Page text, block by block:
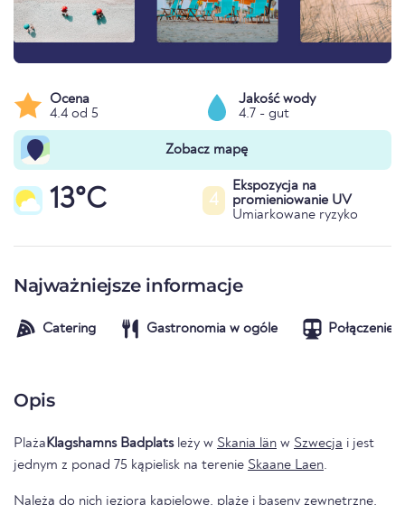
Ocena
4.4 od 5
Jakość wody
4.7 - gut
Zobacz mapę
13°C 4
Ekspozycja na
promieniowanie UV
Umiarkowane ryzyko
Najważniejsze informacje
Catering Gastronomia w ogóle Połączenie
Opis
PlażaKlagshamns Badplatsleży w Skania län w Szwecja i jest
jednym z ponad 75 kąpielisk na terenie Skaane Laen.
Należą do nich jeziora kąpielowe, plaże i baseny zewnętrzne,